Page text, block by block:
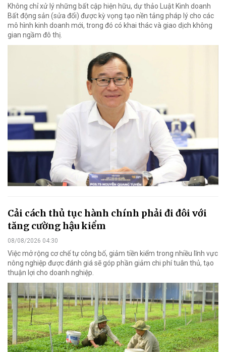
Không chỉ xử lý những bất cập hiện hữu, dự thảo Luật Kinh doanh
Bất động sản (sửa đổi) được kỳ vọng tạo nền tảng pháp lý cho các
mô hình kinh doanh mới, trong đó có khai thác và giao dịch không
gian ngầm đô thị.
Cải cách thủ tục hành chính phải đi đôi với
tăng cường hậu kiểm
08/08/2026 04:30
Việc mở rộng cơ chế tự công bố, giảm tiền kiểm trong nhiều lĩnh vực
nông nghiệp được đánh giá sẽ góp phần giảm chi phí tuân thủ, tạo
thuận lợi cho doanh nghiệp.